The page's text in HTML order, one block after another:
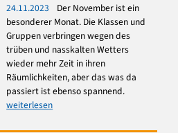
24.11.2023
Der November ist ein
besonderer Monat. Die Klassen und
Gruppen verbringen wegen des
trüben und nasskalten Wetters
wieder mehr Zeit in ihren
Räumlichkeiten, aber das was da
passiert ist ebenso spannend.
weiterlesen